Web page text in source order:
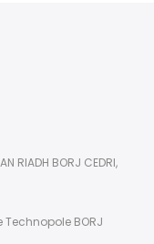
RIADH BORJ CEDRI,
Technopole BORJ